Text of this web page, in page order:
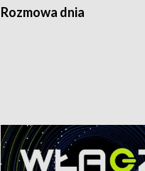
Rozmowa dnia